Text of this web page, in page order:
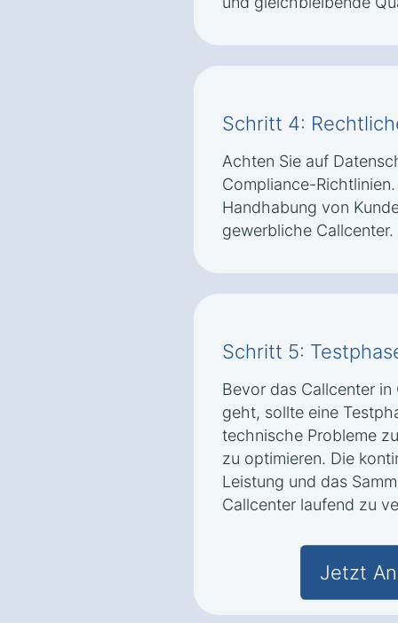
Schritt 4:
Achten Sie auf
Compliance-
Handhabung von
gewerbliche Callcenter.
Schritt 5:
Bevor das Callcenter
geht, sollte eine
technische Probleme
zu optimieren. Die
Leistung und das
Callcenter laufend zu
Jetzt